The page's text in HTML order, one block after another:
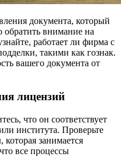
документа, который
обратить внимание на
работает ли фирма с
такими как гознак.
вашего документа от
лицензий
что он соответствует
института. Проверьте
занимается
все процессы